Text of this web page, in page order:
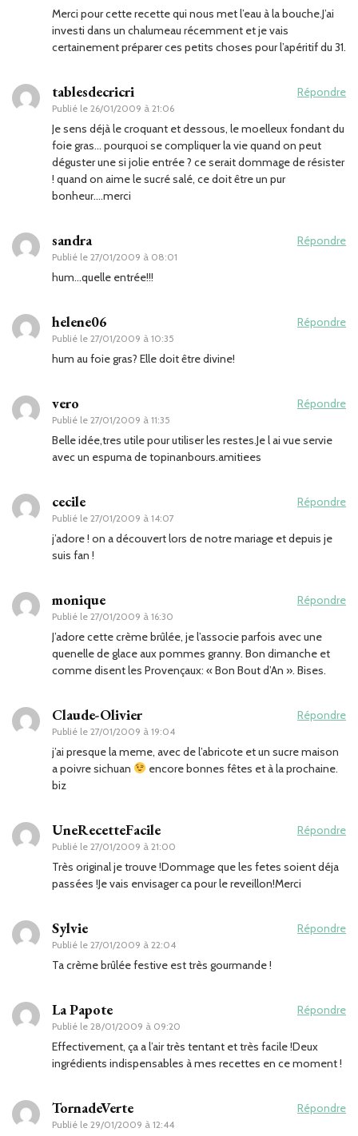
Merci pour cette recette qui nous met l’eau à la bouche.J’ai
investi dans un chalumeau récemment et je vais
certainement préparer ces petits choses pour l’apéritif du 31.
tablesdecricri
Publié le 26/01/2009 à 21:06
Répondre
Je sens déjà le croquant et dessous, le moelleux fondant du
foie gras… pourquoi se compliquer la vie quand on peut
déguster une si jolie entrée ? ce serait dommage de résister
! quand on aime le sucré salé, ce doit être un pur
bonheur….merci
sandra
Publié le 27/01/2009 à 08:01
Répondre
hum…quelle entrée!!!
helene06
Publié le 27/01/2009 à 10:35
Répondre
hum au foie gras? Elle doit être divine!
vero
Publié le 27/01/2009 à 11:35
Répondre
Belle idée,tres utile pour utiliser les restes.Je l ai vue servie
avec un espuma de topinanbours.amitiees
cecile
Publié le 27/01/2009 à 14:07
Répondre
j’adore ! on a découvert lors de notre mariage et depuis je
suis fan !
monique
Publié le 27/01/2009 à 16:30
Répondre
J’adore cette crème brûlée, je l’associe parfois avec une
quenelle de glace aux pommes granny. Bon dimanche et
comme disent les Provençaux: « Bon Bout d’An ». Bises.
Claude-Olivier
Publié le 27/01/2009 à 19:04
Répondre
j’ai presque la meme, avec de l’abricote et un sucre maison
a poivre sichuan
encore bonnes fêtes et à la prochaine.
biz
UneRecetteFacile
Publié le 27/01/2009 à 21:00
Répondre
Très original je trouve !Dommage que les fetes soient déja
passées !Je vais envisager ca pour le reveillon!Merci
Sylvie
Publié le 27/01/2009 à 22:04
Répondre
Ta crème brûlée festive est très gourmande !
La Papote
Publié le 28/01/2009 à 09:20
Répondre
Effectivement, ça a l’air très tentant et très facile !Deux
ingrédients indispensables à mes recettes en ce moment !
TornadeVerte
Publié le 29/01/2009 à 12:44
Répondre